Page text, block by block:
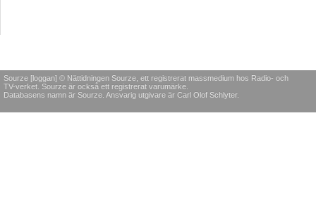
Sourze [loggan] © Nättidningen Sourze, ett registrerat massmedium hos Radio- och
TV-verket. Sourze är också ett registrerat varumärke.
Databasens namn är Sourze. Ansvarig utgivare är Carl Olof Schlyter.